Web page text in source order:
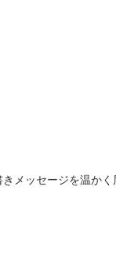
メッセージを温かく